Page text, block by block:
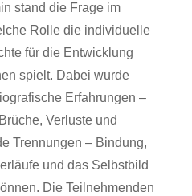
stand die Frage im
Rolle die individuelle
für die Entwicklung
spielt. Dabei wurde
Erfahrungen –
Verluste und
Trennungen – Bindung,
und das Selbstbild
Die Teilnehmenden